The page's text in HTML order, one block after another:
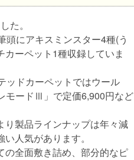
た。
にアキスミンスター4種(う
ーペット1種収録していま
ッドカーペットではウール
モードⅢ」で定価6,900円など
り製品ラインナップは年々減
人気があります。
の全面敷き詰め、部分的なピ